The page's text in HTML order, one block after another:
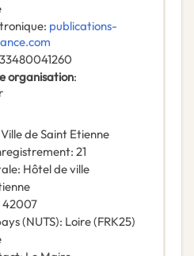
: publications-
organisation:
Ville de Saint Etienne
: 21
: Hôtel de ville
42007
(NUTS): Loire(FRK25)